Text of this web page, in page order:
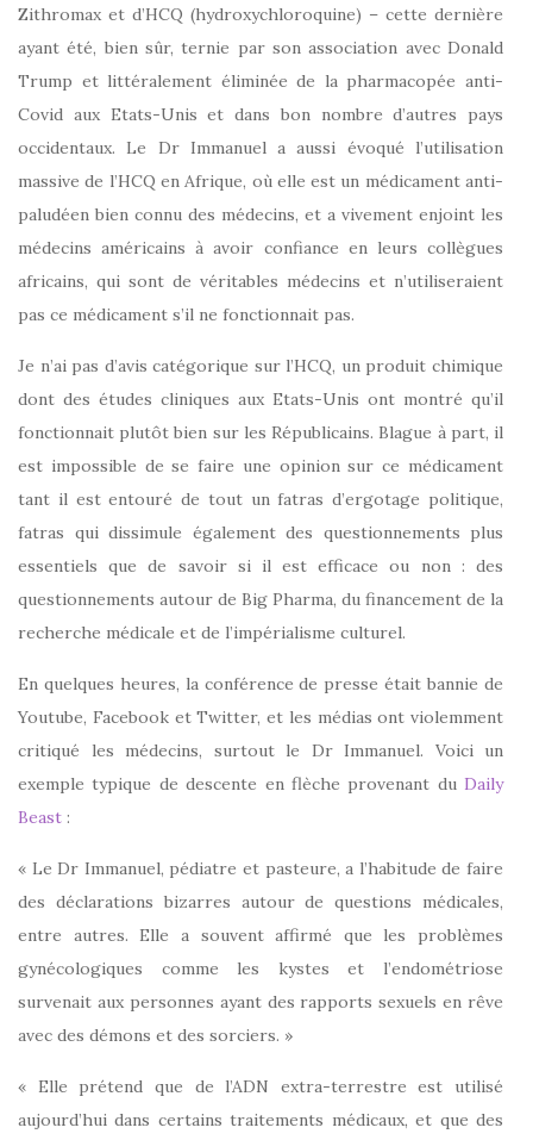
Zithromax et d’HCQ (hydroxychloroquine) – cette dernière
ayant été, bien sûr, ternie par son association avec Donald
Trump et littéralement éliminée de la pharmacopée anti-
Covid aux Etats-Unis et dans bon nombre d’autres pays
occidentaux. Le Dr Immanuel a aussi évoqué l’utilisation
massive de l’HCQ en Afrique, où elle est un médicament anti-
paludéen bien connu des médecins, et a vivement enjoint les
médecins américains à avoir confiance en leurs collègues
africains, qui sont de véritables médecins et n’utiliseraient
pas ce médicament s’il ne fonctionnait pas.
Je n’ai pas d’avis catégorique sur l’HCQ, un produit chimique
dont des études cliniques aux Etats-Unis ont montré qu’il
fonctionnait plutôt bien sur les Républicains. Blague à part, il
est impossible de se faire une opinion sur ce médicament
tant il est entouré de tout un fatras d’ergotage politique,
fatras qui dissimule également des questionnements plus
essentiels que de savoir si il est efficace ou non : des
questionnements autour de Big Pharma, du financement de la
recherche médicale et de l’impérialisme culturel.
En quelques heures, la conférence de presse était bannie de
Youtube, Facebook et Twitter, et les médias ont violemment
critiqué les médecins, surtout le Dr Immanuel. Voici un
exemple typique de descente en flèche provenant du Daily
Beast :
« Le Dr Immanuel, pédiatre et pasteure, a l’habitude de faire
des déclarations bizarres autour de questions médicales,
entre autres. Elle a souvent affirmé que les problèmes
gynécologiques comme les kystes et l’endométriose
survenait aux personnes ayant des rapports sexuels en rêve
avec des démons et des sorciers. »
« Elle prétend que de l’ADN extra-terrestre est utilisé
aujourd’hui dans certains traitements médicaux, et que des